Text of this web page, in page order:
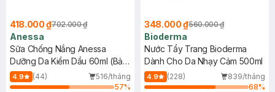
418.000 ₫702.000 ₫
Anessa
Sữa Chống Nắng Anessa
Dưỡng Da Kiềm Dầu 60ml (Bản
Mới)
4.9 (44)
516/tháng
57%
348.000 ₫560.000 ₫
Bioderma
Nước Tẩy Trang Bioderma
Dành Cho Da Nhạy Cảm 500ml
4.9 (228)
839/tháng
68%